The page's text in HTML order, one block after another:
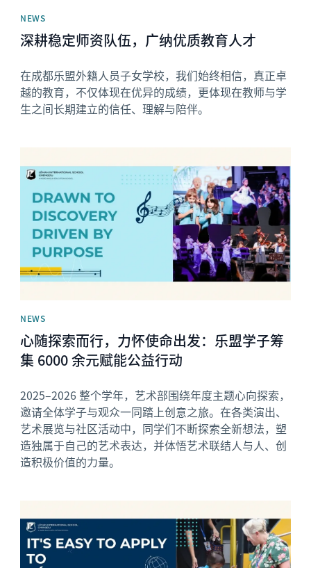
NEWS
深耕稳定师资队伍，广纳优质教育人才
在成都乐盟外籍人员子女学校，我们始终相信，真正卓
越的教育，不仅体现在优异的成绩，更体现在教师与学
生之间长期建立的信任、理解与陪伴。
NEWS
心随探索而行，力怀使命出发：乐盟学子筹
集 6000 余元赋能公益行动
2025–2026 整个学年，艺术部围绕年度主题心向探索，
邀请全体学子与观众一同踏上创意之旅。在各类演出、
艺术展览与社区活动中，同学们不断探索全新想法，塑
造独属于自己的艺术表达，并体悟艺术联结人与人、创
造积极价值的力量。